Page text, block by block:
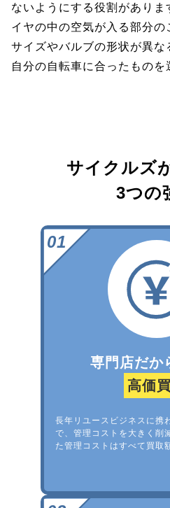
ないようにする役割がありま
イヤの中の空気が入る部分
サイズやバルブの形状が異な
自分の自転車に合ったものを
サイクルズ
3つの
専門店だか
高価
長年リユースビジネスに携
で、管理コストを大きく削
た管理コストはすべて買取